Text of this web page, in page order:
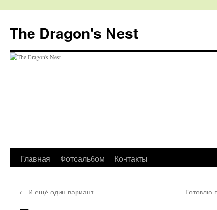
The Dragon's Nest
Перейти
содержимому
Главная Фотоальбом Контакты
← И ещё один вариант… Готовлю